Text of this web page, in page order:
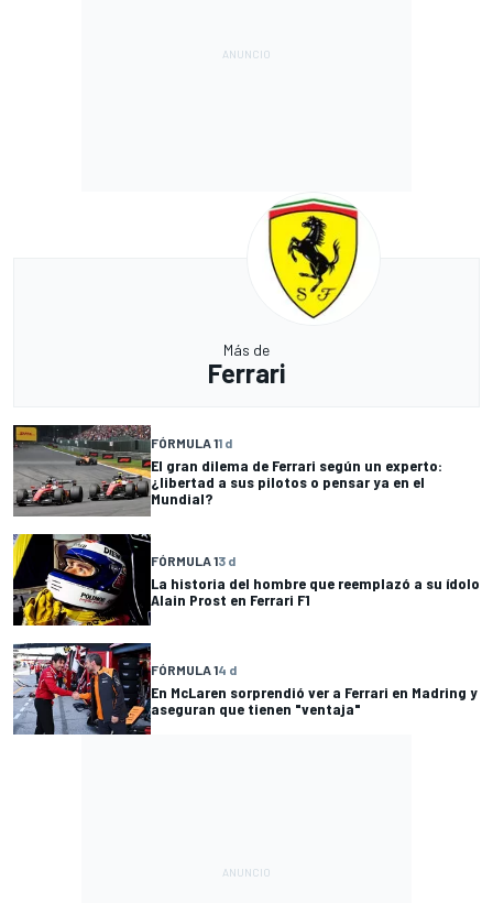
Más de
Ferrari
FÓRMULA 11 d
El gran dilema de Ferrari según un experto:
¿libertad a sus pilotos o pensar ya en el
Mundial?
FÓRMULA 13 d
La historia del hombre que reemplazó a su ídolo
Alain Prost en Ferrari F1
FÓRMULA 14 d
En McLaren sorprendió ver a Ferrari en Madring y
aseguran que tienen "ventaja"